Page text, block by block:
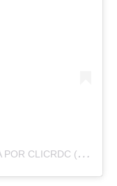
U
MA PUBLICAÇÃO COMPARTILHADA POR CLICRDC (@CLICRDC)